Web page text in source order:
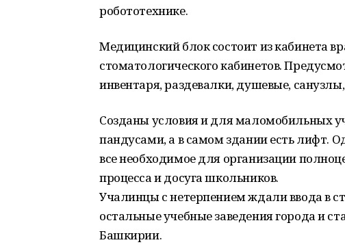
робототехнике.
Медицинский блок состоит из кабинета
стоматологического кабинетов.
инвентаря, раздевалки, душевые,
Созданы условия и для маломобильных
пандусами, а в самом здании есть лифт.
все необходимое для организации
процесса и досуга школьников.
Учалинцы с нетерпением ждали ввода в
остальные учебные заведения города и
Башкирии.